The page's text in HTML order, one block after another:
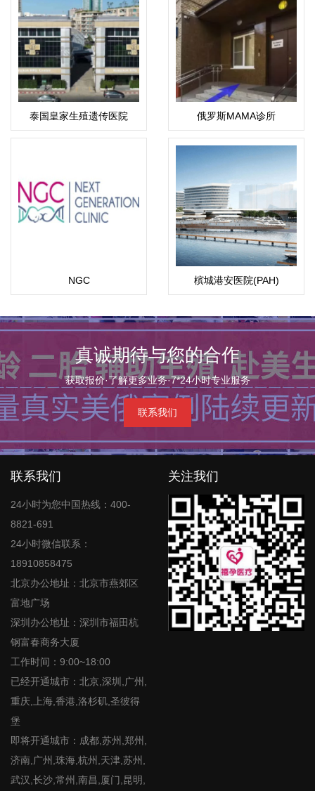
泰国皇家生殖遗传医院 俄罗斯MAMA诊所
NGC 槟城港安医院(PAH)
真诚期待与您的合作
获取报价·了解更多业务·7*24小时专业服务
联系我们
联系我们
24小时为您中国热线：400-
8821-691
24小时微信联系：
18910858475
北京办公地址：北京市燕郊区
富地广场
深圳办公地址：深圳市福田杭
钢富春商务大厦
工作时间：9:00~18:00
已经开通城市：北京,深圳,广州,
重庆,上海,香港,洛杉矶,圣彼得
堡
即将开通城市：成都,苏州,郑州,
济南,广州,珠海,杭州,天津,苏州,
武汉,长沙,常州,南昌,厦门,昆明,
关注我们